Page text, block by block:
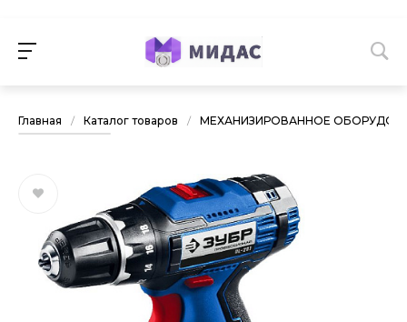
Главная / Каталог товаров / МЕХАНИЗИРОВАННОЕ